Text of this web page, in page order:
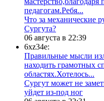
педагогам.Ребя...
​Что за механические
Сургута?
06 августа в 22:39
6xz34e:
Правильные мысли
находить грамотных
областях.Хотелось...
Сургут может не
уйдет из-под ног